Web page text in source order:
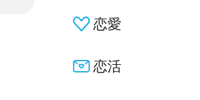
恋愛
恋活